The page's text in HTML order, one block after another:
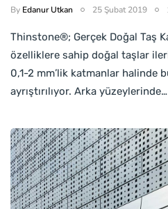
By Edanur Utkan 25 Şubat 2019
Thinstone®; Gerçek Doğal Taş
özelliklere sahip doğal taşlar
0,1-2 mm’lik katmanlar halinde
ayrıştırılıyor. Arka yüzeylerinde…